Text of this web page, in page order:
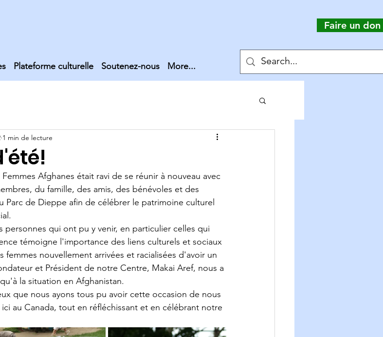
Plateforme culturelle Soutenez-nous More...
Faire un don
1 min de lecture
Afghanes était ravi de se réunir à nouveau avec
du famille, des amis, des bénévoles et des
Parc de Dieppe afin de célébrer le patrimoine culturel
qui ont pu y venir, en particulier celles qui
témoigne l'importance des liens culturels et sociaux
nouvellement arrivées et racialisées d'avoir un
et Président de notre Centre, Makai Aref, nous a
la situation en Afghanistan.
que nous ayons tous pu avoir cette occasion de nous
au Canada, tout en réfléchissant et en célébrant notre